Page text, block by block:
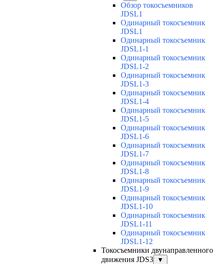
Обзор токосъемников
JDSL1
Одинарный токосъемник
JDSL1
Одинарный токосъемник
JDSL1-1
Одинарный токосъемник
JDSL1-2
Одинарный токосъемник
JDSL1-3
Одинарный токосъемник
JDSL1-4
Одинарный токосъемник
JDSL1-5
Одинарный токосъемник
JDSL1-6
Одинарный токосъемник
JDSL1-7
Одинарный токосъемник
JDSL1-8
Одинарный токосъемник
JDSL1-9
Одинарный токосъемник
JDSL1-10
Одинарный токосъемник
JDSL1-11
Одинарный токосъемник
JDSL1-12
Токосъемники двунаправленного
движения JDS3
▼